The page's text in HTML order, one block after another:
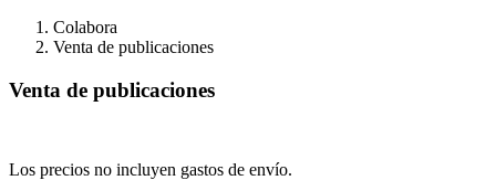
Colabora
Venta de publicaciones
Venta de publicaciones
Los precios no incluyen gastos de envío.